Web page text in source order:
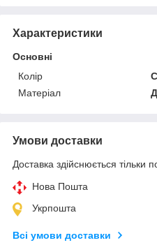
Характеристики
Основні
Колір
Матеріал
Умови доставки
Доставка здійснюється тільки
Нова Пошта
Укрпошта
Всі умови доставки